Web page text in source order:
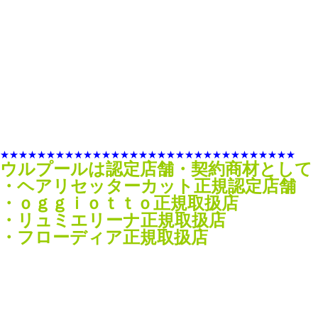
★★★★★★★★★★★★★★★★★★★★★★★★★★★★★★★★
ウルプールは認定店舗・契約商材として
・ヘアリセッターカット正規認定店舗
・ｏｇｇｉｏｔｔｏ正規取扱店
・リュミエリーナ正規取扱店
・フローディア正規取扱店